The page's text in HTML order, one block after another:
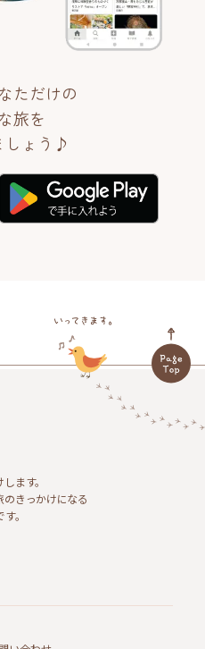
ただけの
旅を
しょう♪
ます。
きっかけになる
。